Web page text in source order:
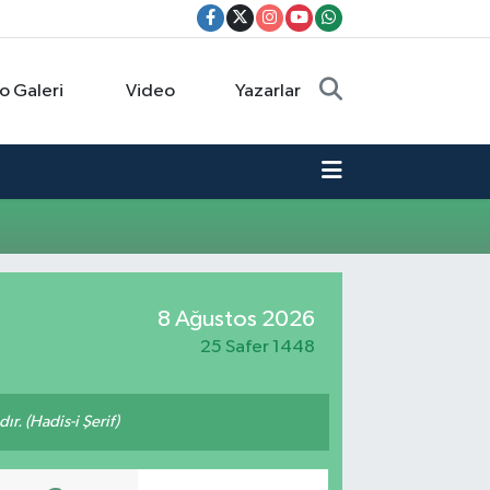
Galeri Video Yazarlar
8 Ağustos 2026
25 Safer 1448
(Hadis-i Şerif)